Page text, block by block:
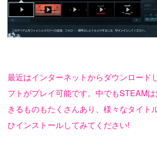
最近はインターネットからダウンロード
フトがプレイ可能です。中でもSTEAM
きるものもたくさんあり、様々なタイト
ひインストールしてみてください!